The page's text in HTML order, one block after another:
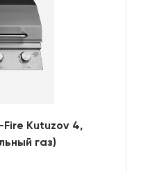
Kutuzov 4,
газ)